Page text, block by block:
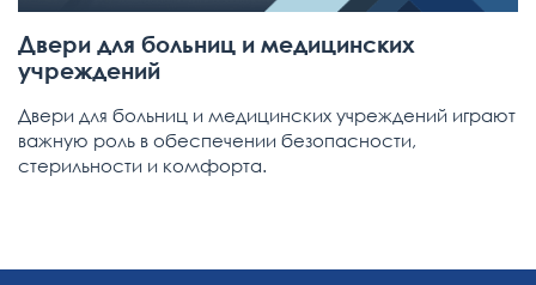
Двери для больниц и медицинских
учреждений
Двери для больниц и медицинских учреждений играют
важную роль в обеспечении безопасности,
стерильности и комфорта.